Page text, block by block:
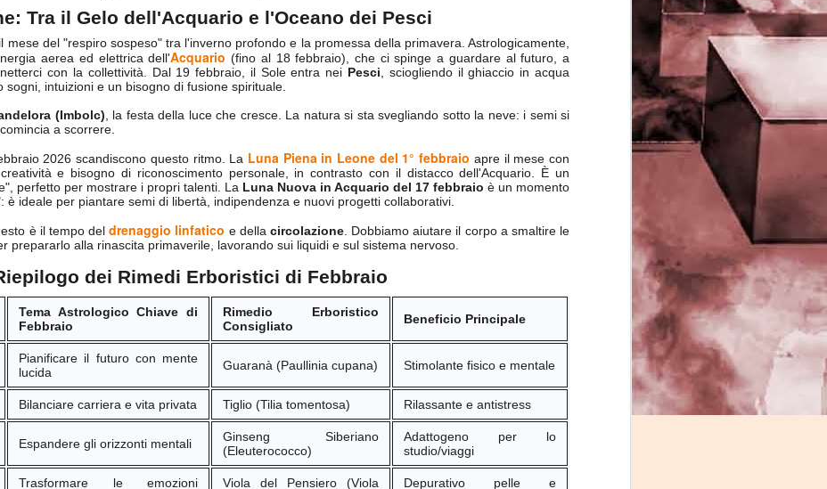
Tra il Gelo dell'Acquario e l'Oceano dei Pesci
mese del "respiro sospeso" tra l'inverno profondo e la promessa della primavera. Astrologicamente,
aerea ed elettrica dell'Acquario (fino al 18 febbraio), che ci spinge a guardare al futuro, a
con la collettività. Dal 19 febbraio, il Sole entra nei Pesci , sciogliendo il ghiaccio in acqua
sogni, intuizioni e un bisogno di fusione spirituale.
(Imbolc) , la festa della luce che cresce. La natura si sta svegliando sotto la neve: i semi si
a scorrere.
2026 scandiscono questo ritmo. La Luna Piena in Leone del 1° febbraio apre il mese con
e bisogno di riconoscimento personale, in contrasto con il distacco dell'Acquario. È un
perfetto per mostrare i propri talenti. La Luna Nuova in Acquario del 17 febbraio è un momento
è ideale per piantare semi di libertà, indipendenza e nuovi progetti collaborativi.
è il tempo deldrenaggio linfatico e della circolazione. Dobbiamo aiutare il corpo a smaltire le
prepararlo alla rinascita primaverile, lavorando sui liquidi e sul sistema nervoso.
dei Rimedi Erboristici di Febbraio
Tema Astrologico Chiave di
Febbraio
Rimedio Erboristico
Consigliato
Beneficio Principale
Pianificare il futuro con mente
lucida
Guaranà (Paullinia cupana) Stimolante fisico e mentale
Bilanciare carriera e vita privata Tiglio (Tilia tomentosa) Rilassante e antistress
Espandere gli orizzonti mentali
Ginseng Siberiano
(Eleuterococco)
Adattogeno per lo
studio/viaggi
Trasformare le emozioni
Viola del Pensiero (Viola
Depurativo pelle e
PHD Ivan Paduano @2010 All rights reserved
14
ハザード ガイデン、英)
-M4 2001
PHD Ivan Paduano @2010 All rights reserved
JUN
13
Game of the day 5026 Teenage Mutant Ninja Turtles
III: Radical Rescue (ミュータントニンジャータータル
ズ)
-Konami 1993
PHD Ivan Paduano @2010 All rights reserved